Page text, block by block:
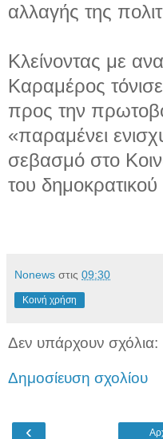
αλλαγής της
Κλείνοντας με
Καραμέρος
προς την
«παραμένει
σεβασμό στο
του
Νonews στις 09:30
Κοινή χρήση
Δεν υπάρχουν σχόλια:
Δημοσίευση σχολίου
‹